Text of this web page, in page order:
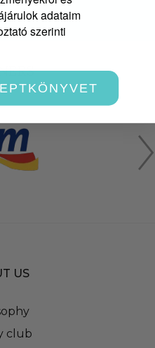
US
club
adataim
szerinti